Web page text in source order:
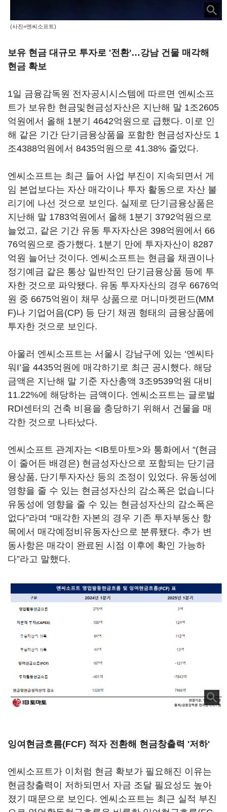
(사진=엔씨소프트)
보유 현금 대규모 투자로 '전환'…강남 건물 매각해
현금 확보
1일 금융감독원 전자공시시스템에 따르면 엔씨소프
트가 보유한 현금및현금성자산은 지난해 말 1조2605
억원에서 올해 1분기 4642억원으로 급했다. 이로 인
해 같은 기간 단기금융상품을 포함한 현금성자산도 1
조4388억원에서 8435억원으로 41.38% 줄었다.
엔씨소프트는 최근 들어 사업 부진이 지속되면서 게
임 본업보다는 자산 매각이나 투자 활동으로 자산 불
리기에 나선 것으로 보인다. 실제로 단기금융상품은
지난해 말 1783억원에서 올해 1분기 3792억원으로
늘었고, 같은 기간 유동 투자자산은 398억원에서 66
76억원으로 증가했다. 1분기 만에 투자자산이 8287
억원 늘어난 것이다. 엔씨소프트는 현금을 채권이나
정기예금 같은 통상 일반적인 단기금융상품 등에 투
자한 것으로 파악됐다. 유동 투자자산의 경우 6676억
원 중 6675억원이 채무 상품으로 머니마켓펀드(MM
F)나 기업어음(CP) 등 단기 채권 형태의 금융상품에
투자한 것으로 보인다.
아울러 엔씨소프트는 서울시 강남구에 있는 ‘엔씨타
워I’을 4435억원에 매각하기로 최근 공시했다. 해당
금액은 지난해 말 기준 자산총액 3조9539억원 대비
11.22%에 해당하는 금액이다. 엔씨소프트는 글로벌
RDI센터의 건축 비용을 충당하기 위해서 건물을 매
각한 것으로 나타났다.
엔씨소프트 관계자는 <IB토마토>와 통화에서 “(현금
이 줄어든 배경은) 현금성자산으로 포함되는 단기금
융상품, 단기투자자산 등의 조정이 있었다. 유동성에
영향을 줄 수 있는 현금성자산의 감소폭은 없습니다
유동성에 영향을 줄 수 있는 현금성자산의 감소폭은
없다”라며 “매각한 자본의 경우 기존 투자부동산 항
목에서 매각예정비유동자산으로 분류됐다. 추가 변
동사항은 매각이 완료된 시점 이후에 확인 가능하
다”라고 말했다.
잉여현금흐름(FCF) 적자 전환해 현금창출력 '저하'
엔씨소프트가 이처럼 현금 확보가 필요해진 이유는
현금창출력이 저하되면서 자금 조달 필요성도 높아
졌기 때문으로 보인다. 엔씨소프트는 최근 실적 부진